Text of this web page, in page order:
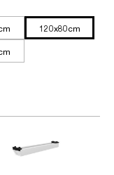
120x80cm